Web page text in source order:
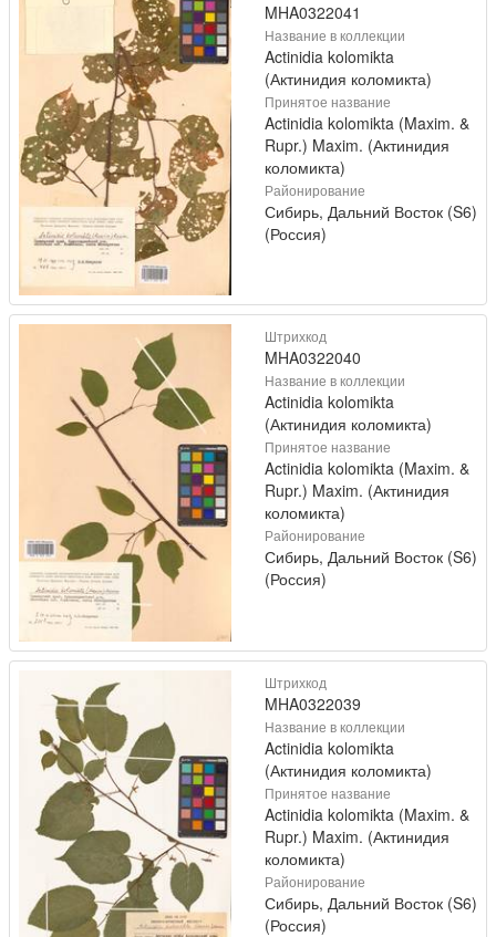
MHA0322041
Название в коллекции
Actinidia kolomikta
(Актинидия коломикта)
Принятое название
Actinidia kolomikta (Maxim. &
Rupr.) Maxim. (Актинидия
коломикта)
Районирование
Сибирь, Дальний Восток (S6)
(Россия)
Штрихкод
MHA0322040
Название в коллекции
Actinidia kolomikta
(Актинидия коломикта)
Принятое название
Actinidia kolomikta (Maxim. &
Rupr.) Maxim. (Актинидия
коломикта)
Районирование
Сибирь, Дальний Восток (S6)
(Россия)
Штрихкод
MHA0322039
Название в коллекции
Actinidia kolomikta
(Актинидия коломикта)
Принятое название
Actinidia kolomikta (Maxim. &
Rupr.) Maxim. (Актинидия
коломикта)
Районирование
Сибирь, Дальний Восток (S6)
(Россия)